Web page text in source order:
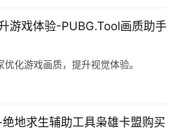
游戏体验-PUBG.Tool画质助手
化游戏画质，提升视觉体验。
地求生辅助工具枭雄卡盟购买